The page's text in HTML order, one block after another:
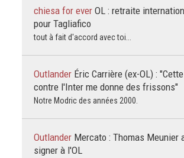
chiesa for ever OL : retraite
pour Tagliafico
tout à fait d'accord avec toi...
Outlander Éric Carrière (ex-OL) :
contre l'Inter me donne des frissons"
Notre Modric des années 2000.
Outlander Mercato : Thomas Meunier
signer à l'OL